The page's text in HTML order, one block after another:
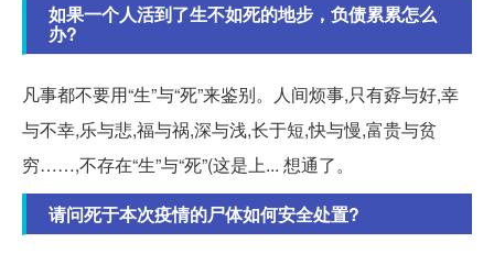
如果一个人活到了生不如死的地步，负债累累怎么
办?
凡事都不要用“生”与“死”来鉴别。人间烦事,只有孬与好,幸
与不幸,乐与悲,福与祸,深与浅,长于短,快与慢,富贵与贫
穷……,不存在“生”与“死”(这是上... 想通了。
请问死于本次疫情的尸体如何安全处置?